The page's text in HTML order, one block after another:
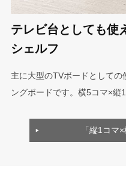
テレビ台としても使
シェルフ
主に大型のTVボードとして
ングボードです。横5コマ×縦
「縦1コマ